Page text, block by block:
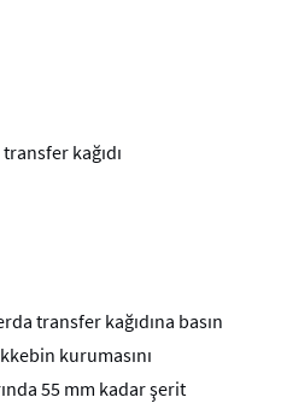
kağıdı
transfer kağıdına basın
kurumasını
55 mm kadar şerit